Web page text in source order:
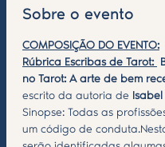
Sobre o evento
COMPOSIÇÃO DO EVENTO:
Rúbrica Escribas de Tarot:
no Tarot: A arte de bem
escrito da autoria de Isabel
Sinopse: Todas as
um código de